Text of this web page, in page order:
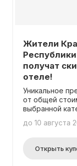
Жители
получат
отеле!
Уникальное
от общей
выбранной
область,
область,
Больше не
до 10 августа
Открыть